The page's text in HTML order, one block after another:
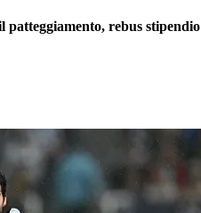
rebus stipendio